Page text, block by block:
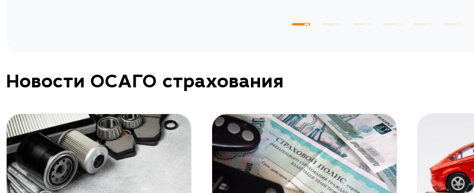
Новости ОСАГО страхования